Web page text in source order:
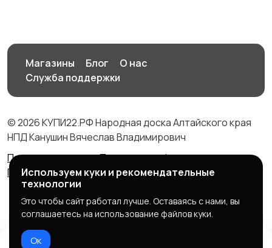
Магазины Блог
О нас
Служба поддержки
© 2026 КУПИ22.РФ Народная доска Алтайского края
НПД Канушин Вячеслав Владимирович
Правила сервиса
Политика конфиденциальности
Политика использования cookie
Используем куки и рекомендательные
технологии
Это чтобы сайт работал лучше. Оставаясь с нами, вы
соглашаетесь на использование файлов куки.
Ок